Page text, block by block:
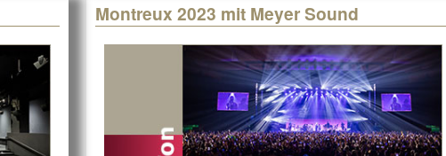
Montreux 2023 mit Meyer Sound